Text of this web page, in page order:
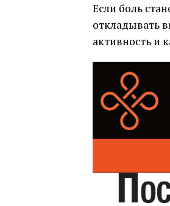
Если боль
откладывать
активность и